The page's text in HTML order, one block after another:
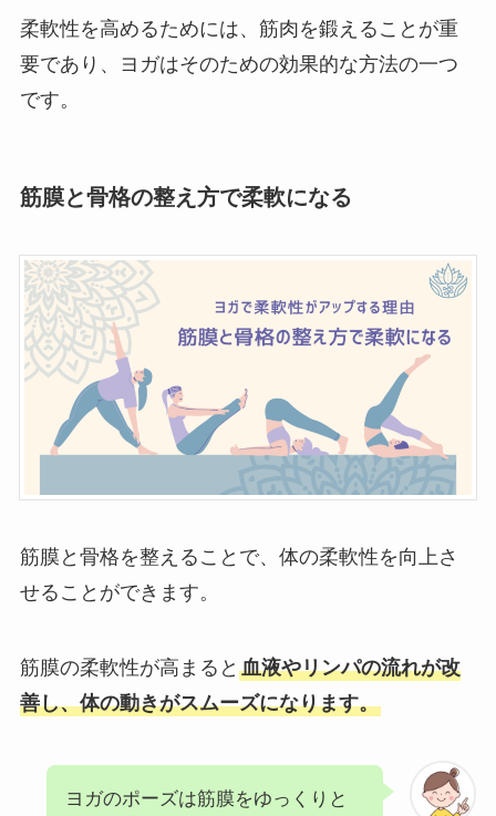
柔軟性を高めるためには、筋肉を鍛えることが重
要であり、ヨガはそのための効果的な方法の一つ
です。
筋膜と骨格の整え方で柔軟になる
筋膜と骨格を整えることで、体の柔軟性を向上さ
せることができます。
筋膜の柔軟性が高まると 血液やリンパの流れが改
善し、体の動きがスムーズになります。
ヨガのポーズは筋膜をゆっくりと